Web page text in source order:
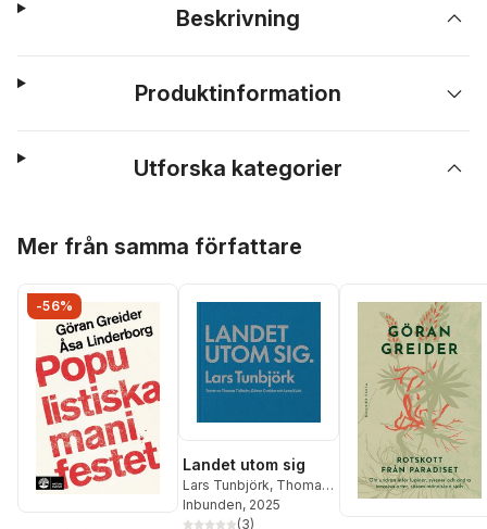
Beskrivning
Produktinformation
Utforska kategorier
Mer från samma författare
-56%
Landet utom sig
Lars Tunbjörk, Thomas
Tidholm,Göran Greider
Lena Kvist
Inbunden, 2025
(3)